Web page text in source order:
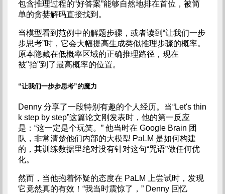
包含推理过程的“好答案”能够自然地排在首位，被简
单的贪婪解码直接找到。
当模型看到范例中的解题步骤，或者读到“让我们一步
步思考”时，它会大幅提高生成类似推理步骤的概率。
原本隐藏在低概率区域的正确推理路径，现在
被"抬"到了最高概率的位置。
“让我们一步步思考”的魔力
Denny 分享了一段特别有趣的个人经历。当“Let's thin
k step by step”这篇论文刚发表时，他的第一反应
是：“这一定是个玩笑。” 他当时在 Google Brain 团
队，非常清楚他们内部的大模型 PaLM 是如何构建
的，其训练数据里绝对没有针对这句“咒语”做任何优
化。
然而，当他抱着怀疑的态度在 PaLM 上尝试时，发现
它竟然真的有效！“我当时震惊了，” Denny 回忆